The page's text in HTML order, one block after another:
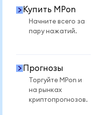
Купить MPon
Начните всего за
пару нажатий.
Прогнозы
Торгуйте MPon и
на рынках
криптопрогнозов.